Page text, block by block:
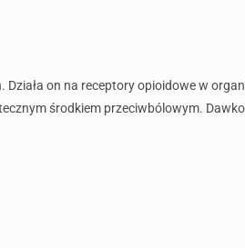
on na receptory opioidowe w
środkiem przeciwbólowym.